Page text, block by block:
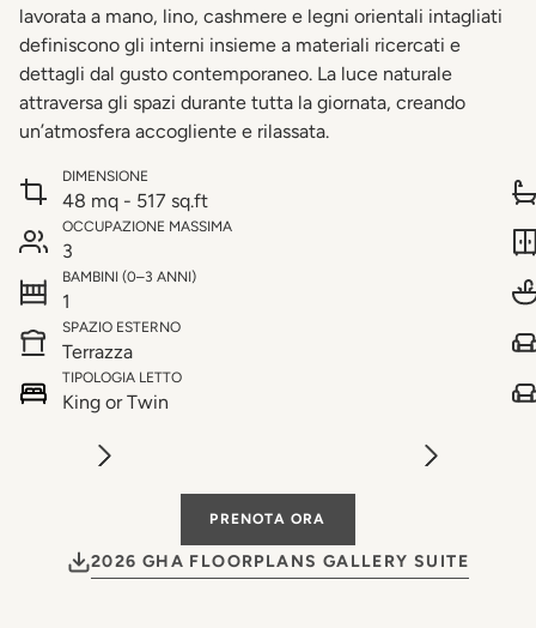
lavorata a mano, lino, cashmere e legni orientali intagliati
definiscono gli interni insieme a materiali ricercati e
dettagli dal gusto contemporaneo. La luce naturale
attraversa gli spazi durante tutta la giornata, creando
un’atmosfera accogliente e rilassata.
DIMENSIONE
48 mq - 517 sq.ft
OCCUPAZIONE MASSIMA
3
BAMBINI (0–3 ANNI)
1
SPAZIO ESTERNO
Terrazza
TIPOLOGIA LETTO
King or Twin
PRENOTA ORA
2026 GHA FLOORPLANS GALLERY SUITE